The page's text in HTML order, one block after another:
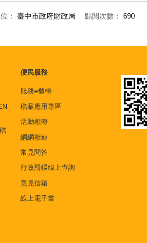
： 臺中市政府財政局 點閱次數： 690
便民服務
服務e櫃檯
檔案應用專區
活動相簿
網網相連
常見問答
行政罰鍰線上查詢
意見信箱
線上電子書